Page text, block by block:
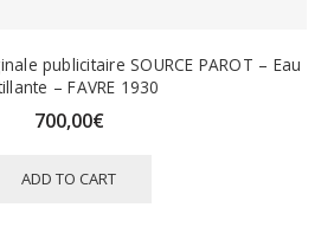
publicitaire SOURCE PAROT – Eau
– FAVRE 1930
700,00€
ADD TO CART